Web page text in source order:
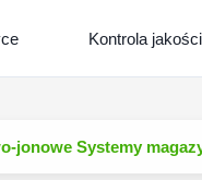
Kontrola jakości
Systemy